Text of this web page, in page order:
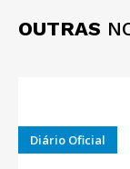
OUTRAS
Diário Oficial